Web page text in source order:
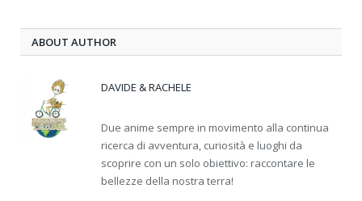
ABOUT AUTHOR
DAVIDE & RACHELE
Due anime sempre in movimento alla continua
ricerca di avventura, curiosità e luoghi da
scoprire con un solo obiettivo: raccontare le
bellezze della nostra terra!